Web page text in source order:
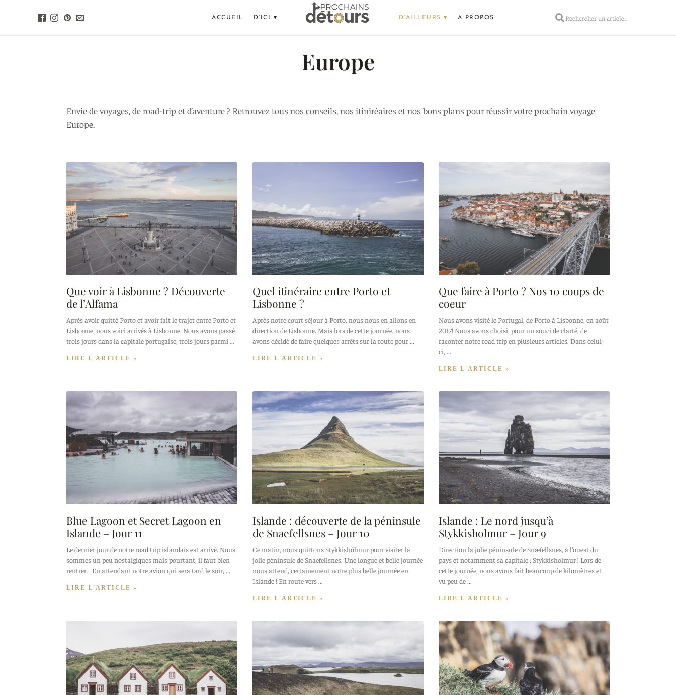
ACCUEIL D’ICI ▾ D’AILLEURS ▾ A PROPOS
Europe
Envie de voyages, de road-trip et d’aventure ? Retrouvez tous nos conseils, nos itiniréaires et nos bons plans pour réussir votre prochain voyage
Europe.
Que voir à Lisbonne ? Découverte
de l’Alfama
Après avoir quitté Porto et avoir fait le trajet entre Porto et
Lisbonne, nous voici arrivés à Lisbonne. Nous avons passé
trois jours dans la capitale portugaise, trois jours parmi
LIRE L'ARTICLE »
Quel itinéraire entre Porto et
Lisbonne ?
Après notre court séjour à Porto, nous nous en allons en
direction de Lisbonne. Mais lors de cette journée, nous
avons décidé de faire quelques arrêts sur la route pour
LIRE L'ARTICLE »
Que faire à Porto ? Nos 10 coups de
coeur
Nous avons visité le Portugal, de Porto à Lisbonne, en août
2017! Nous avons choisi, pour un souci de clarté, de
raconter notre road trip en plusieurs articles. Dans celui-
ci,
LIRE L'ARTICLE »
Blue Lagoon et Secret Lagoon en
Islande – Jour 11
Le dernier jour de notre road trip islandais est arrivé. Nous
sommes un peu nostalgiques mais pourtant, il faut bien
rentrer… En attendant notre avion qui sera tard le soir,
LIRE L'ARTICLE »
Islande : découverte de la péninsule
de Snaefellsnes – Jour 10
Ce matin, nous quittons Stykkishólmur pour visiter la
jolie péninsule de Snaefellsnes. Une longue et belle journée
nous attend, certainement notre plus belle journée en
Islande ! En route vers
LIRE L'ARTICLE »
Islande : Le nord jusqu’à
Stykkisholmur – Jour 9
Direction la jolie péninsule de Snæfellsnes, à l’ouest du
pays et notamment sa capitale : Stykkisholmur ! Lors de
cette journée, nous avons fait beaucoup de kilomètres et
vu peu de
LIRE L'ARTICLE »